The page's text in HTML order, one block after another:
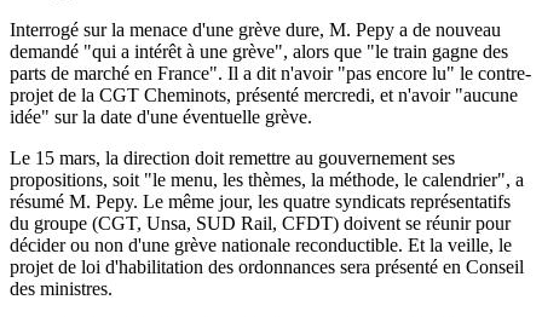
Interrogé sur la menace d'une grève dure, M. Pepy a de nouveau
demandé "qui a intérêt à une grève", alors que "le train gagne des
parts de marché en France". Il a dit n'avoir "pas encore lu" le contre-
projet de la CGT Cheminots, présenté mercredi, et n'avoir "aucune
idée" sur la date d'une éventuelle grève.
Le 15 mars, la direction doit remettre au gouvernement ses
propositions, soit "le menu, les thèmes, la méthode, le calendrier", a
résumé M. Pepy. Le même jour, les quatre syndicats représentatifs
du groupe (CGT, Unsa, SUD Rail, CFDT) doivent se réunir pour
décider ou non d'une grève nationale reconductible. Et la veille, le
projet de loi d'habilitation des ordonnances sera présenté en Conseil
des ministres.